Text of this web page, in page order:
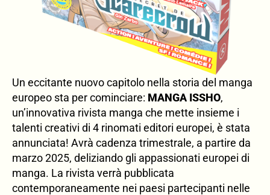
Un eccitante nuovo capitolo nella storia del manga
europeo sta per cominciare: MANGA ISSHO,
un’innovativa rivista manga che mette insieme i
talenti creativi di 4 rinomati editori europei, è stata
annunciata! Avrà cadenza trimestrale, a partire da
marzo 2025, deliziando gli appassionati europei di
manga. La rivista verrà pubblicata
contemporaneamente nei paesi partecipanti nelle